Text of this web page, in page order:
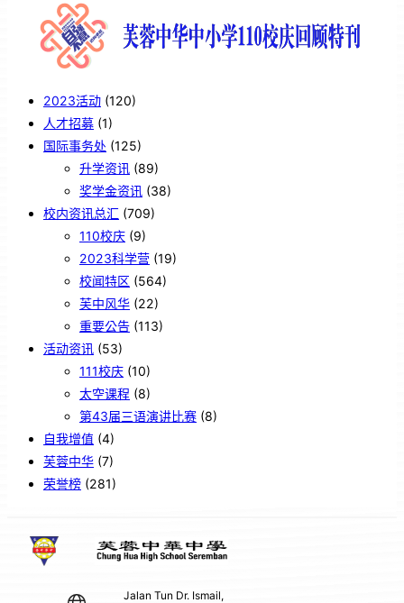
2023活动 (120)
人才招募 (1)
国际事务处 (125)
升学资讯 (89)
奖学金资讯 (38)
校内资讯总汇 (709)
110校庆 (9)
2023科学营 (19)
校闻特区 (564)
芙中风华 (22)
重要公告 (113)
活动资讯 (53)
111校庆 (10)
太空课程 (8)
第43届三语演讲比赛 (8)
自我增值 (4)
芙蓉中华 (7)
荣誉榜 (281)
Jalan Tun Dr. Ismail,